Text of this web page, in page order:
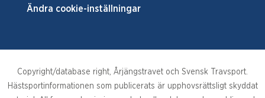
Ändra cookie-inställningar
Copyright/database right, Årjängstravet och Svensk Travsport.
Hästsportinformationen som publicerats är upphovsrättsligt skyddat